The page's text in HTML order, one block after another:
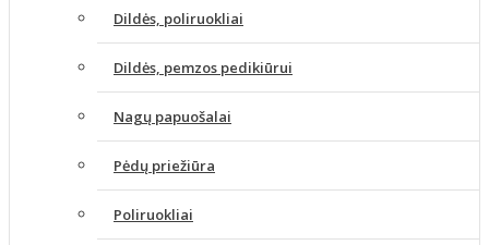
Dildės, poliruokliai
Dildės, pemzos pedikiūrui
Nagų papuošalai
Pėdų priežiūra
Poliruokliai